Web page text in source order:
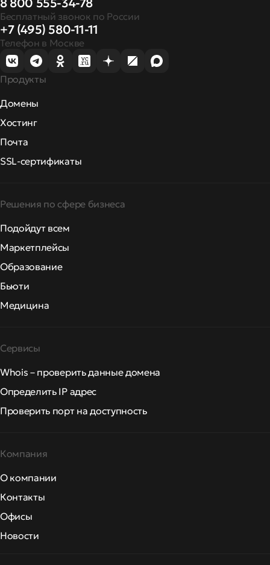
Бесплатный звонок по России
+7 (495) 580-11-11
Телефон в Москве
Продукты
Домены
Хостинг
Почта
SSL-сертификаты
Решения по сфере бизнеса
Подойдут всем
Маркетплейсы
Образование
Бьюти
Медицина
Сервисы
Whois – проверить данные домена
Определить IP адрес
Проверить порт на доступность
Компания
О компании
Контакты
Офисы
Новости